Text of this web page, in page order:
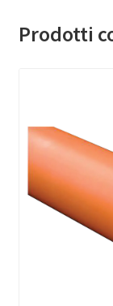
Prodotti